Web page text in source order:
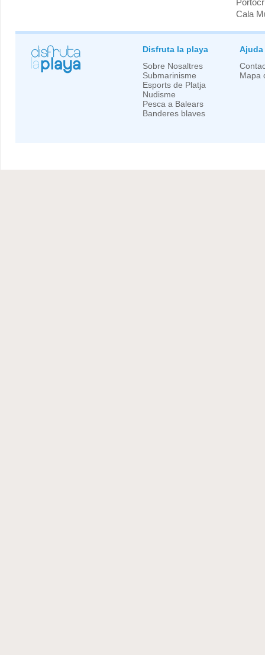
Cala
Disfruta la playa
Sobre Nosaltres
Submarinisme
Esports de Platja
Nudisme
Pesca a Balears
Banderes blaves
Ajuda
Mapa